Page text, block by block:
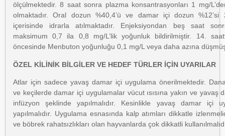
ölçülmektedir. 8 saat sonra plazma konsantrasyonları 1 mg/
olmaktadır. Oral dozun %40,4’ü ve damar içi dozun %12’si
içerisinde idrarla atılmaktadır. Enjeksiyondan beş saat
maksimum 0,7 ila 0,8 mg/L’lik yoğunluk bildirilmiştir. 14.
öncesinde Menbuton yoğunluğu 0,1 mg/L veya daha azına
ÖZEL KİLİNİK BİLGİLER VE HEDEF TÜRLER İÇİN UYARILAR
Atlar için sadece yavaş damar içi uygulama önerilmektedir.
ve keçilerde damar içi uygulamalar vücut ısısına yakın ve yavaş
infüzyon şeklinde yapılmalıdır. Kesinlikle yavaş damar içi
yapılmalıdır. Uygulama esnasında kalp atımları dikkatle
ve böbrek rahatsızlıkları olan hayvanlarda çok dikkatli